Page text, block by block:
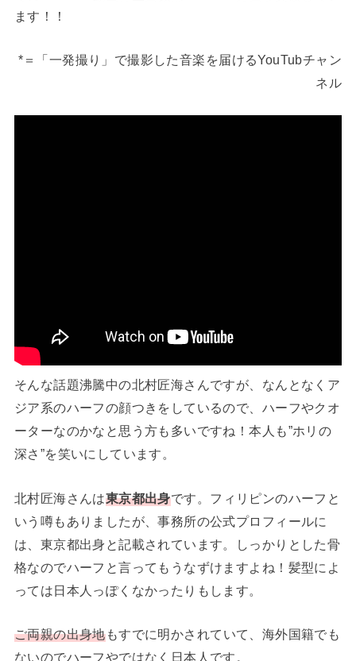
ます！！
*＝「一発撮り」で撮影した音楽を届けるYouTubチャン
ネル
そんな話題沸騰中の北村匠海さんですが、なんとなくア
ジア系のハーフの顔つきをしているので、ハーフやクオ
ーターなのかなと思う方も多いですね！本人も”ホリの
深さ”を笑いにしています。
北村匠海さんは東京都出身です。フィリピンのハーフと
いう噂もありましたが、事務所の公式プロフィールに
は、東京都出身と記載されています。しっかりとした骨
格なのでハーフと言ってもうなずけますよね！髪型によ
っては日本人っぽくなかったりもします。
ご両親の出身地もすでに明かされていて、海外国籍でも
ないのでハーフやではなく日本人です。